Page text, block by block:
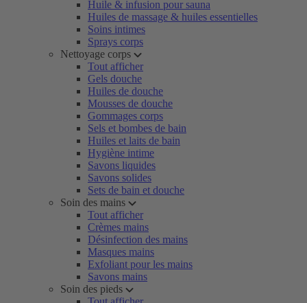
Huile & infusion pour sauna
Huiles de massage & huiles essentielles
Soins intimes
Sprays corps
Nettoyage corps
Tout afficher
Gels douche
Huiles de douche
Mousses de douche
Gommages corps
Sels et bombes de bain
Huiles et laits de bain
Hygiène intime
Savons liquides
Savons solides
Sets de bain et douche
Soin des mains
Tout afficher
Crèmes mains
Désinfection des mains
Masques mains
Exfoliant pour les mains
Savons mains
Soin des pieds